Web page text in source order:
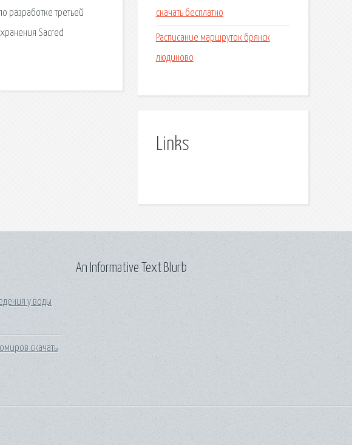
разработке третьей
Sacred
скачать бесплатно
Расписание маршруток брянск
людиново
Links
у воды
скачать
An Informative Text Blurb